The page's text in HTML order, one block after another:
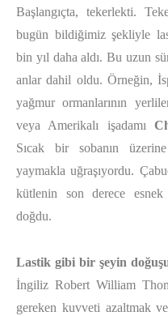
Başlangıçta, tekerlekti.
bugün bildiğimiz şekliyle
bin yıl daha aldı. Bu uzun
anlar dahil oldu. Örneğin,
yağmur ormanlarının
veya Amerikalı işadamı
Sıcak bir sobanın
yaymakla uğraşıyordu.
kütlenin son derece
doğdu.
Lastik gibi bir şeyin
İngiliz Robert William
gereken kuvveti azaltmak